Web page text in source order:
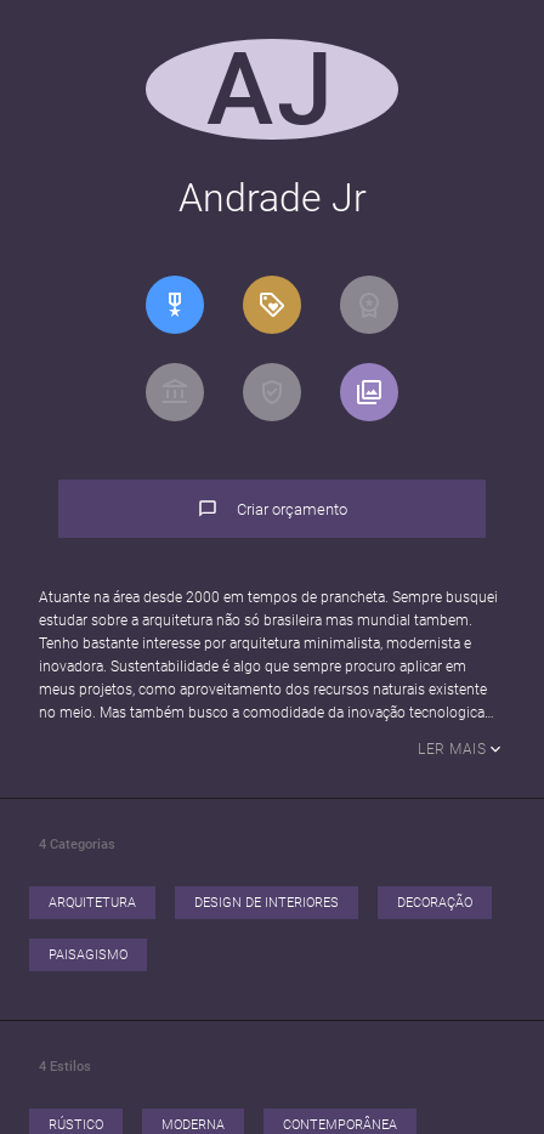
AJ
Andrade Jr
Criar orçamento
Atuante na área desde 2000 em tempos de prancheta. Sempre busquei
estudar sobre a arquitetura não só brasileira mas mundial tambem.
Tenho bastante interesse por arquitetura minimalista, modernista e
inovadora. Sustentabilidade é algo que sempre procuro aplicar em
meus projetos, como aproveitamento dos recursos naturais existente
no meio. Mas também busco a comodidade da inovação tecnologica
de interiores aplico nos meus trabalhos a simplicidade, ousadia,
LER MAIS
4 Categorias
ARQUITETURA DESIGN DE INTERIORES DECORAÇÃO
PAISAGISMO
4 Estilos
RÚSTICO MODERNA CONTEMPORÂNEA